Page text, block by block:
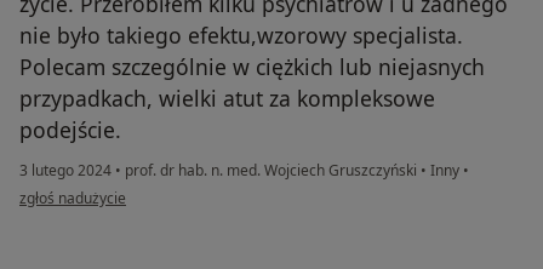
nie było takiego efektu,wzorowy specjalista.
Polecam szczególnie w ciężkich lub niejasnych
przypadkach, wielki atut za kompleksowe
podejście.
3 lutego 2024 • prof. dr hab. n. med. Wojciech Gruszczyński • Inny •
w opinii użytkownika Maciej
zgłoś nadużycie